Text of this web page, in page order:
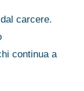
carcere.
continua a